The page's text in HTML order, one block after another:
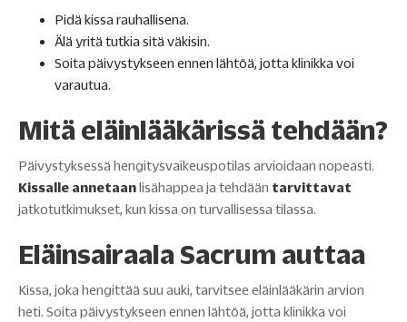
Pidä kissa rauhallisena.
Älä yritä tutkia sitä väkisin.
Soita päivystykseen ennen lähtöä, jotta klinikka voi
varautua.
Mitä eläinlääkärissä tehdään?
Päivystyksessä hengitysvaikeuspotilas arvioidaan nopeasti.
Kissalle annetaanlisähappea ja tehdään tarvittavat
jatkotutkimukset, kun kissa on turvallisessa tilassa.
Eläinsairaala Sacrum auttaa
Kissa, joka hengittää suu auki, tarvitsee eläinlääkärin arvion
heti. Soita päivystykseen ennen lähtöä, jotta klinikka voi